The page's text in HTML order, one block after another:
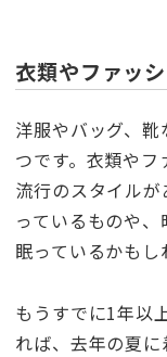
衣類やファッ
洋服やバッグ、
つです。衣類や
流行のスタイル
っているものや
眠っているかもし
もうすでに1年以
れば、去年の夏